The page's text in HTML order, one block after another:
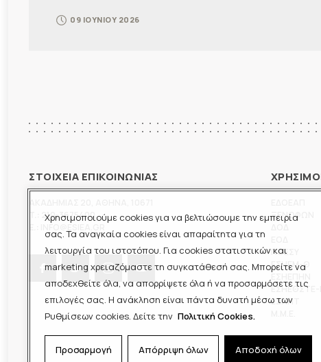
Χρησιμοποιούμε cookies για να βελτιώσουμε την εμπειρία
σας. Τα αναγκαία cookies είναι απαραίτητα για τη
λειτουργία του ιστοτόπου. Για cookies στατιστικών και
marketing χρειαζόμαστε τη συγκατάθεσή σας. Μπορείτε να
αποδεχθείτε όλα, να απορρίψετε όλα ή να προσαρμόσετε τις
επιλογές σας. Η ανάκληση είναι πάντα δυνατή μέσω των
Ρυθμίσεων cookies. Δείτε την Πολιτική Cookies.
Προσαρμογή Απόρριψη όλων Αποδοχή όλων
09 ΙΟΥΝΙΟΥ 2026
ΣΤΟΙΧΕΙΑ ΕΠΙΚΟΙΝΩΝΙΑΣ
210-3675400
ΞΕΝΟΦΩΝ
ΠΟΕΣΥ
ΕΣΗΕΜ-Θ
ΕΣΗΕΘΣΤΕ-Ε
ΕΣΠΗΤ